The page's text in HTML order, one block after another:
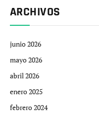
ARCHIVOS
junio 2026
mayo 2026
abril 2026
enero 2025
febrero 2024